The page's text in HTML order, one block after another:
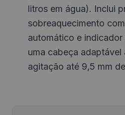
litros em água). Inclui
sobreaquecimento
automático e indicador
uma cabeça adaptável
agitação até 9,5 mm